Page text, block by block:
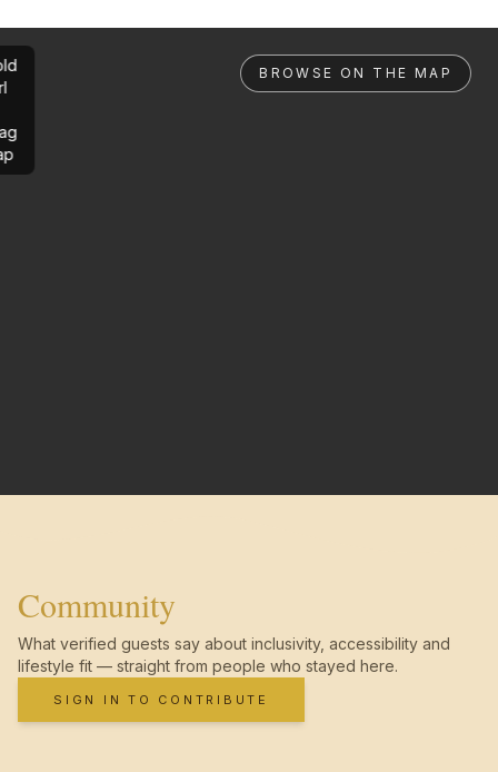
BROWSE ON THE MAP
Community
What verified guests say about inclusivity, accessibility and
lifestyle fit — straight from people who stayed here.
SIGN IN TO CONTRIBUTE